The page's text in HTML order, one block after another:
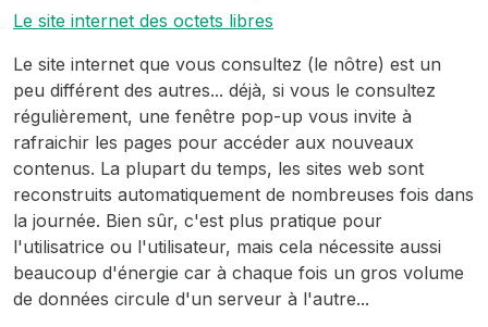
Le site internet des octets libres
Le site internet que vous consultez (le nôtre) est un
peu différent des autres... déjà, si vous le consultez
régulièrement, une fenêtre pop-up vous invite à
rafraichir les pages pour accéder aux nouveaux
contenus. La plupart du temps, les sites web sont
reconstruits automatiquement de nombreuses fois dans
la journée. Bien sûr, c'est plus pratique pour
l'utilisatrice ou l'utilisateur, mais cela nécessite aussi
beaucoup d'énergie car à chaque fois un gros volume
de données circule d'un serveur à l'autre...